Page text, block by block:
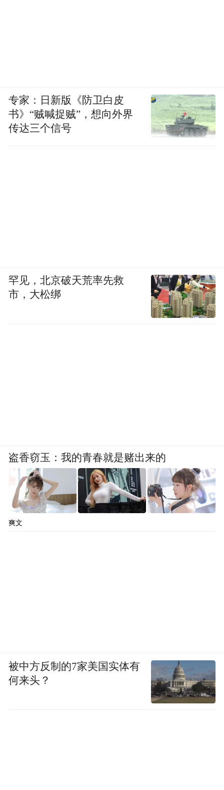
专家：日新版《防卫白皮
书》“贼喊捉贼”，想向外界
传达三个信号
罕见，北京破天荒率先救
市，大松绑
盗香窃玉：我的青春就是赌出来的
爽文
被中方反制的7家美国实体有
何来头？